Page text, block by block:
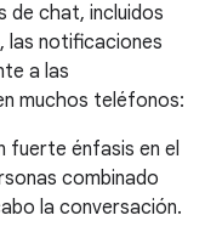
de chat, incluidos
las notificaciones
a las
muchos teléfonos:
fuerte énfasis en el
combinado
la conversación.